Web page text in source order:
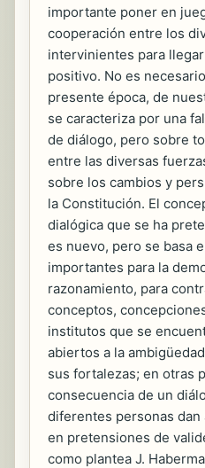
importante poner en
cooperación entre los
intervinientes para
positivo. No es
presente época, de
se caracteriza por una
de diálogo, pero sobre
entre las diversas
sobre los cambios y
la Constitución. El
dialógica que se ha
es nuevo, pero se basa
importantes para la
razonamiento, para
conceptos,
institutos que se
abiertos a la
sus fortalezas; en otras
consecuencia de un
diferentes personas dan
en pretensiones de
como plantea J.